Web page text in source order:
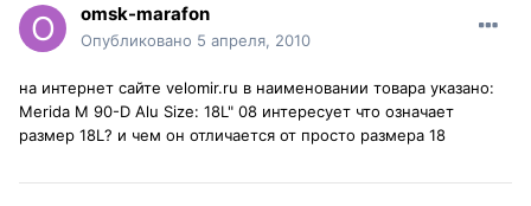
omsk-marafon
Опубликовано 5 апреля, 2010
на интернет сайте velomir.ru в наименовании товара указано:
Merida M 90-D Alu Size: 18L" 08 интересует что означает
размер 18L? и чем он отличается от просто размера 18